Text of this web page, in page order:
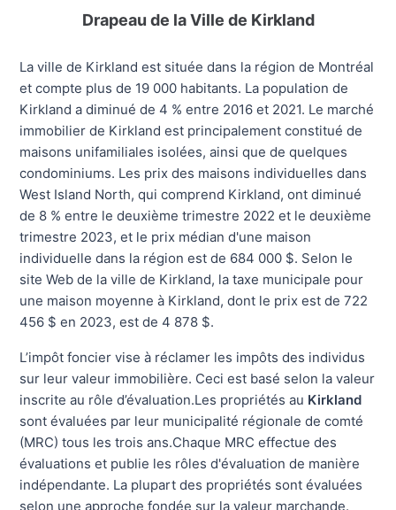
Drapeau de la Ville de Kirkland
La ville de Kirkland est située dans la région de Montréal
et compte plus de 19 000 habitants. La population de
Kirkland a diminué de 4 % entre 2016 et 2021. Le marché
immobilier de Kirkland est principalement constitué de
maisons unifamiliales isolées, ainsi que de quelques
condominiums. Les prix des maisons individuelles dans
West Island North, qui comprend Kirkland, ont diminué
de 8 % entre le deuxième trimestre 2022 et le deuxième
trimestre 2023, et le prix médian d'une maison
individuelle dans la région est de 684 000 $. Selon le
site Web de la ville de Kirkland, la taxe municipale pour
une maison moyenne à Kirkland, dont le prix est de 722
456 $ en 2023, est de 4 878 $.
L’impôt foncier vise à réclamer les impôts des individus
sur leur valeur immobilière. Ceci est basé selon la valeur
inscrite au rôle d’évaluation.Les propriétés au Kirkland
sont évaluées par leur municipalité régionale de comté
(MRC) tous les trois ans.Chaque MRC effectue des
évaluations et publie les rôles d'évaluation de manière
indépendante. La plupart des propriétés sont évaluées
selon une approche fondée sur la valeur marchande.